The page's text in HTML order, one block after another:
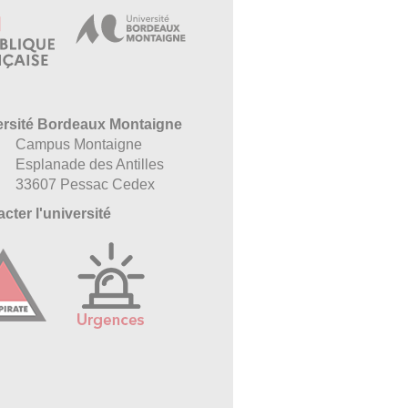
Bordeaux Montaigne
Campus Montaigne
Esplanade des Antilles
33607 Pessac Cedex
l'université